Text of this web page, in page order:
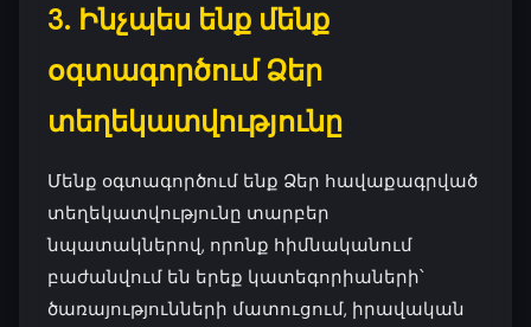
3. Ինչպես ենք մենք
օգտագործում Ձեր
տեղեկատվությունը
Մենք օգտագործում ենք Ձեր հավաքագրված
տեղեկատվությունը տարբեր
նպատակներով, որոնք հիմնականում
բաժանվում են երեք կատեգորիաների՝
ծառայությունների մատուցում, իրավական